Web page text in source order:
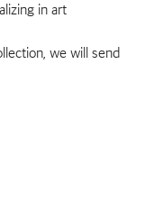
in art
we will send